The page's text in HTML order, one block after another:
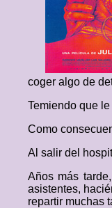
coger algo de
Temiendo que
Como
Al salir del
Años más
asistentes,
repartir muchas